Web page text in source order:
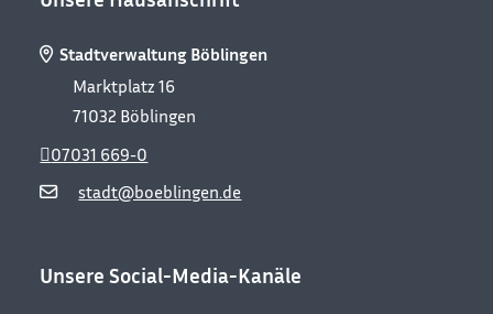
Stadtverwaltung Böblingen
Marktplatz 16
71032 Böblingen
stadt@boeblingen.de
07031 669-0
Unsere Social-Media-Kanäle